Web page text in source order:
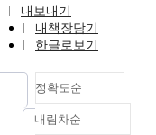
내보내기
내책장담기
한글로보기
정확도순
정확도
내림차순